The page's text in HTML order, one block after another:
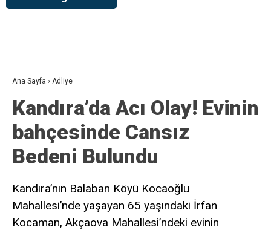
Ana Sayfa › Adliye
Kandıra’da Acı Olay! Evinin
bahçesinde Cansız
Bedeni Bulundu
Kandıra’nın Balaban Köyü Kocaoğlu
Mahallesi’nde yaşayan 65 yaşındaki İrfan
Kocaman, Akçaova Mahallesi’ndeki evinin